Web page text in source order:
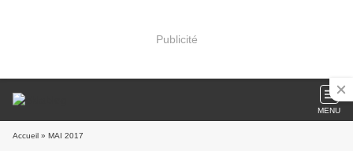
Publicité
MENU
Accueil » MAI 2017